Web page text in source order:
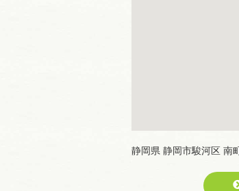
静岡県 静岡市駿河区 南